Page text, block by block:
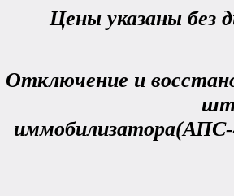
Цены указаны без
Отключение и